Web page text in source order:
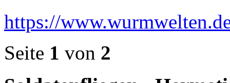
https://
Seite 1 von 2